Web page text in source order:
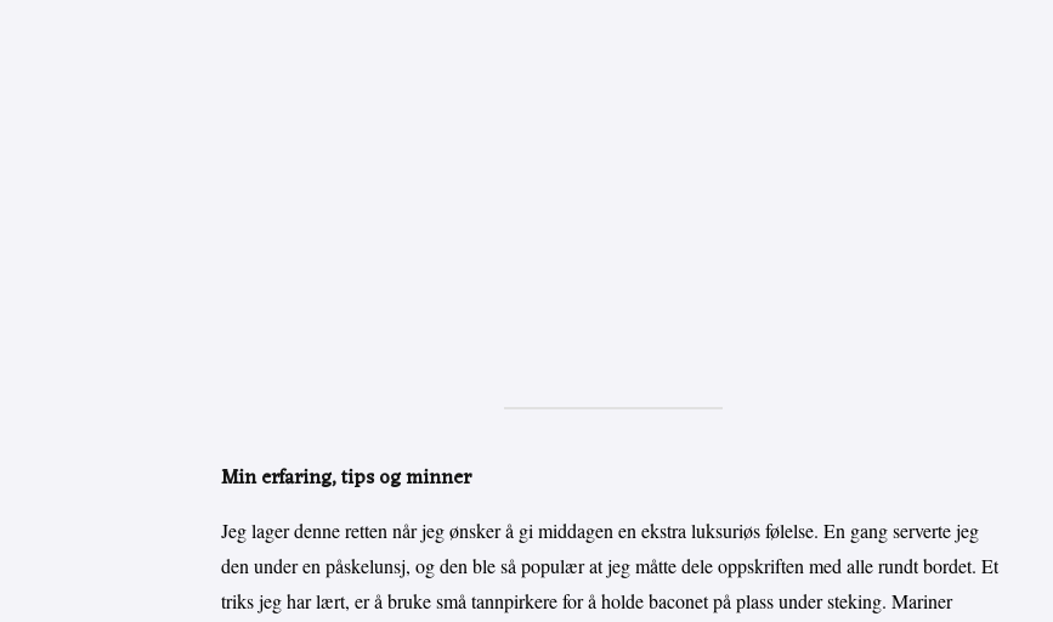
Min erfaring, tips og minner
Jeg lager denne retten når jeg ønsker å gi middagen en ekstra luksuriøs følelse. En gang serverte jeg
den under en påskelunsj, og den ble så populær at jeg måtte dele oppskriften med alle rundt bordet. Et
triks jeg har lært, er å bruke små tannpirkere for å holde baconet på plass under steking. Mariner